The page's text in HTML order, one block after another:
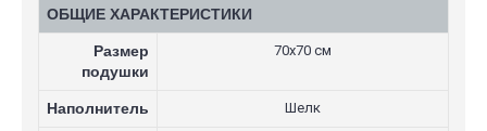
ОБЩИЕ ХАРАКТЕРИСТИКИ
Размер
подушки
70х70 см
Наполнитель Шелк